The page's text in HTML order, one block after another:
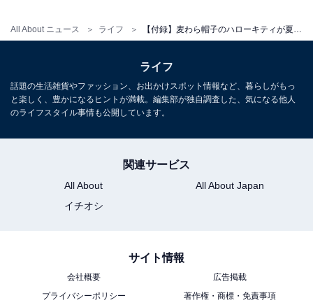
All About ニュース ライフ
リンネル2026年8月号
ライフ
話題の生活雑貨やファッション、お出かけスポット情報など、暮らしがもっ
と楽しく、豊かになるヒントが満載。編集部が独自調査した、気になる他人
のライフスタイル事情も公開しています。
関連サービス
All About
All About Japan
イチオシ
サイト情報
会社概要
広告掲載
プライバシーポリシー
著作権・商標・免責事項